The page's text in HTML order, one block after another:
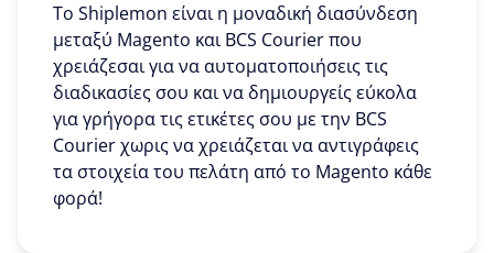
To Shiplemon είναι η μοναδική διασύνδεση
μεταξύ Magento και BCS Courier που
χρειάζεσαι για να αυτοματοποιήσεις τις
διαδικασίες σου και να δημιουργείς εύκολα
για γρήγορα τις ετικέτες σου με την BCS
Courier χωρις να χρειάζεται να αντιγράφεις
τα στοιχεία του πελάτη από το Magento κάθε
φορά!